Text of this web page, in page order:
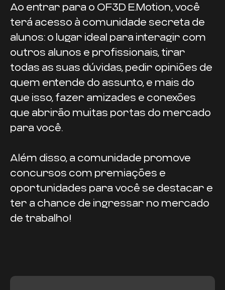
Ao entrar para o OF3D E.Motion, você
terá acesso à comunidade secreta de
alunos: o lugar ideal para interagir com
outros alunos e profissionais, tirar
todas as suas dúvidas, pedir opiniões de
quem entende do assunto, e mais do
que isso, fazer amizades e conexões
que abrirão muitas portas do mercado
para você.
Além disso, a comunidade promove
concursos com premiações e
oportunidades para você se destacar e
ter a chance de ingressar no mercado
de trabalho!